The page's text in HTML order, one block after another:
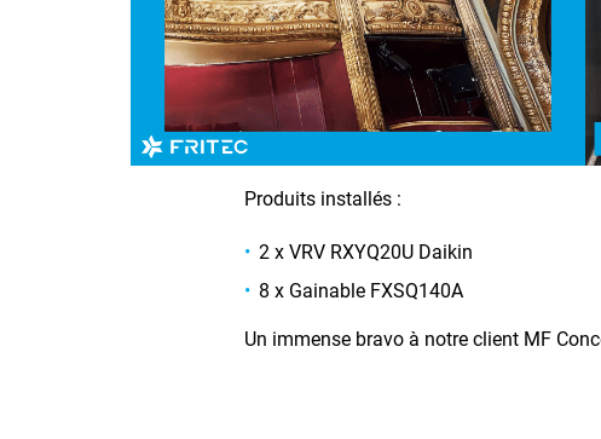
Produits installés :
2 x VRV RXYQ20U Daikin
8 x Gainable FXSQ140A
Un immense bravo à notre client MF